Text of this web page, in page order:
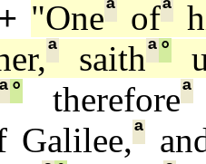
+ "Oneª ofª
ª saithª°
ª° thereforeª
Galilee,ª